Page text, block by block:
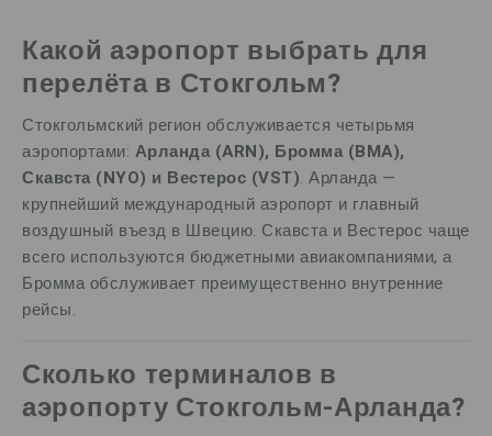
Какой аэропорт выбрать для
перелёта в Стокгольм?
Стокгольмский регион обслуживается четырьмя
аэропортами: Арланда (ARN), Бромма (BMA),
Скавста (NYO) и Вестерос (VST). Арланда —
крупнейший международный аэропорт и главный
воздушный въезд в Швецию. Скавста и Вестерос чаще
всего используются бюджетными авиакомпаниями, а
Бромма обслуживает преимущественно внутренние
рейсы.
Сколько терминалов в
аэропорту Стокгольм-Арланда?